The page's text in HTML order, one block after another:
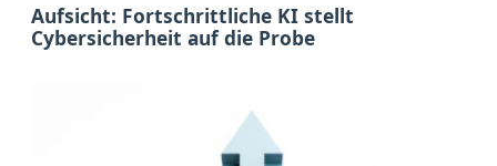
Aufsicht: Fortschrittliche KI stellt
Cybersicherheit auf die Probe